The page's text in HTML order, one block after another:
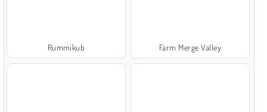
Rummikub Farm Merge Valley